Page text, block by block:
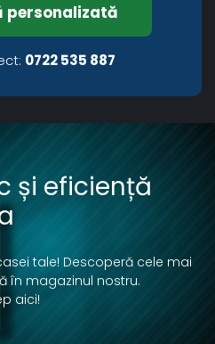
personalizată
0722 535 887
și eficiență
tale! Descoperă cele mai
în magazinul nostru.
aici!